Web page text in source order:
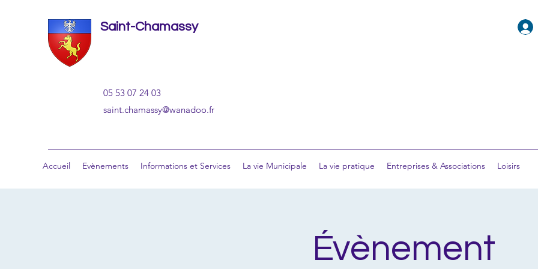
Saint-Chamassy
05 53 07 24 03
saint.chamassy@wanadoo.fr
Accueil Evènements Informations et Services La vie Municipale La vie pratique Entreprises & Associations Loisirs
Évènement